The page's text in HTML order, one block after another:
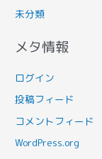
未分類
メタ情報
ログイン
投稿フィード
コメントフィード
WordPress.org